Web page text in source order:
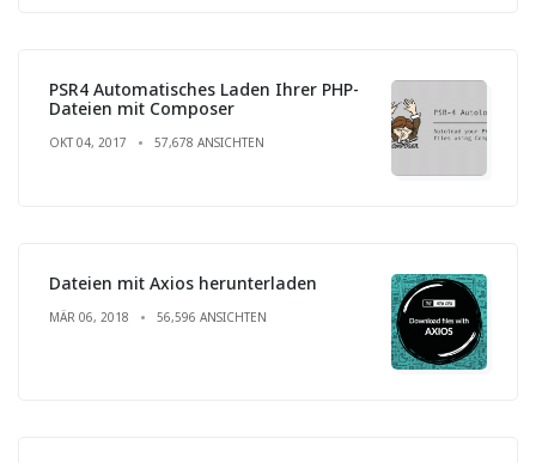
PSR4 Automatisches Laden Ihrer PHP-
Dateien mit Composer
OKT 04, 2017 57,678 ANSICHTEN
Dateien mit Axios herunterladen
MÄR 06, 2018 56,596 ANSICHTEN